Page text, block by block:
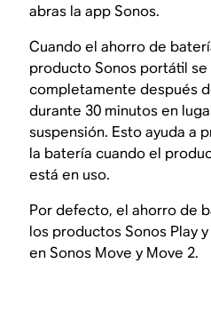
abras la app Sonos.
Cuando el ahorro de
producto Sonos portátil se
completamente después
durante 30 minutos en
suspensión. Esto ayuda a
la batería cuando el
está en uso.
Por defecto, el ahorro de
los productos Sonos Play
en Sonos Move y Move 2.